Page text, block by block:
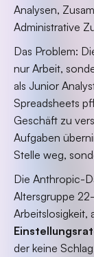
Analysen,
Administrative
Das Problem:
nur Arbeit,
als Junior
Spreadsheets
Geschäft zu
Aufgaben
Stelle weg,
Die Anthropic-
Altersgruppe
Arbeitslosigkeit,
der keine